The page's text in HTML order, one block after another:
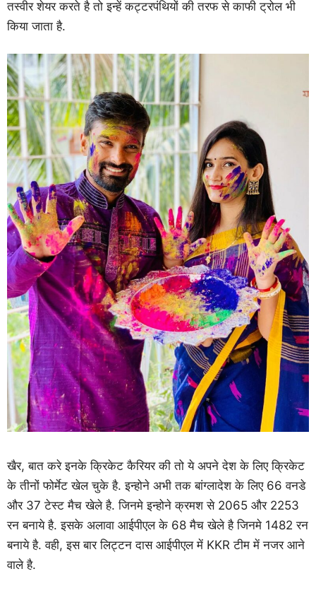
तस्वीर शेयर करते है तो इन्हें कट्टरपंथियों की तरफ से काफी ट्रोल भी
किया जाता है.
खैर, बात करे इनके क्रिकेट कैरियर की तो ये अपने देश के लिए क्रिकेट
के तीनों फोर्मेट खेल चुके है. इन्होने अभी तक बांग्लादेश के लिए 66 वनडे
और 37 टेस्ट मैच खेले है. जिनमे इन्होने क्रमश से 2065 और 2253
रन बनाये है. इसके अलावा आईपीएल के 68 मैच खेले है जिनमे 1482 रन
बनाये है. वही, इस बार लिट्टन दास आईपीएल में KKR टीम में नजर आने
वाले है.